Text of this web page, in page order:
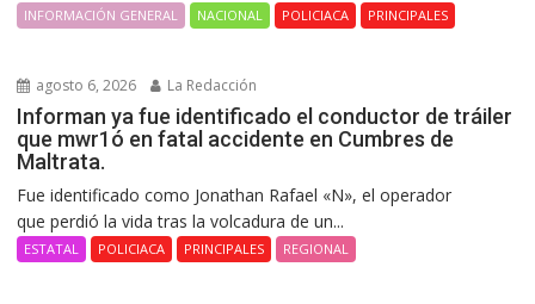
INFORMACIÓN GENERAL NACIONAL POLICIACA PRINCIPALES
agosto 6, 2026 La Redacción
Informan ya fue identificado el conductor de tráiler
que mwr1ó en fatal accidente en Cumbres de
Maltrata.
Fue identificado como Jonathan Rafael «N», el operador
que perdió la vida tras la volcadura de un...
ESTATAL POLICIACA PRINCIPALES REGIONAL